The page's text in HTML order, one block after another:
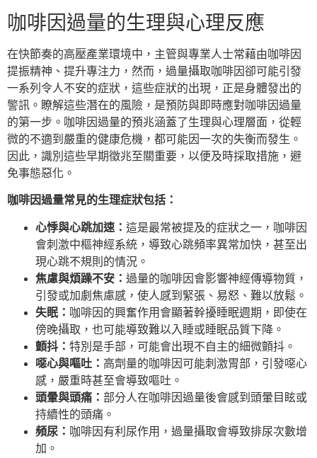
咖啡因過量的生理與心理反應
在快節奏的高壓產業環境中，主管與專業人士常藉由咖啡因
提振精神、提升專注力，然而，過量攝取咖啡因卻可能引發
一系列令人不安的症狀，這些症狀的出現，正是身體發出的
警訊。瞭解這些潛在的風險，是預防與即時應對咖啡因過量
的第一步。咖啡因過量的預兆涵蓋了生理與心理層面，從輕
微的不適到嚴重的健康危機，都可能因一次的失衡而發生。
因此，識別這些早期徵兆至關重要，以便及時採取措施，避
免事態惡化。
咖啡因過量常見的生理症狀包括：
心悸與心跳加速： 這是最常被提及的症狀之一，咖啡因
會刺激中樞神經系統，導致心跳頻率異常加快，甚至出
現心跳不規則的情況。
焦慮與煩躁不安： 過量的咖啡因會影響神經傳導物質，
引發或加劇焦慮感，使人感到緊張、易怒、難以放鬆。
失眠： 咖啡因的興奮作用會顯著幹擾睡眠週期，即使在
傍晚攝取，也可能導致難以入睡或睡眠品質下降。
顫抖： 特別是手部，可能會出現不自主的細微顫抖。
噁心與嘔吐： 高劑量的咖啡因可能刺激胃部，引發噁心
感，嚴重時甚至會導致嘔吐。
頭暈與頭痛： 部分人在咖啡因過量後會感到頭暈目眩或
持續性的頭痛。
頻尿： 咖啡因有利尿作用，過量攝取會導致排尿次數增
加。